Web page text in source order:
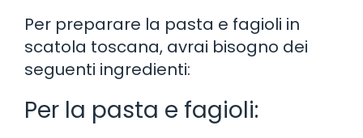
Per preparare la pasta e fagioli in
scatola toscana, avrai bisogno dei
seguenti ingredienti:
Per la pasta e fagioli: